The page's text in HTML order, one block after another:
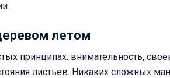
летом
принципах: внимательность,
листьев. Никаких сложных